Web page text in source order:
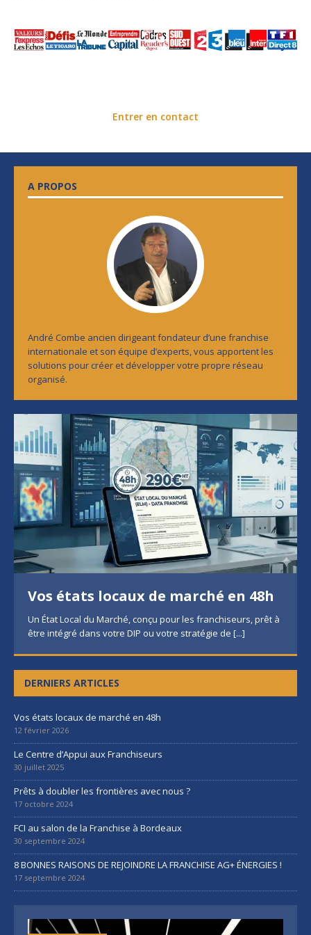
Entrer en contact
A PROPOS
André Combe ancien dirigeant fondateur d’une franchise
internationale et son équipe d’experts, vous apportent les
solutions pour créer et développer votre propre réseau
organisé.
Vos états locaux de marché en 48h
Un État Local du Marché, conçu pour les franchiseurs, prêt à
être intégré dans votre DIP ou votre stratégie de [...]
DERNIERS ARTICLES
Vos états locaux de marché en 48h
12 février 2026
Le Centre d’Appui aux Franchiseurs
30 juillet 2025
Prêts à doubler les frontières avec nous ?
17 octobre 2024
FCI au salon de la Franchise à Bordeaux
30 septembre 2024
8 BONNES RAISONS DE REJOINDRE LA FRANCHISE AG+ ÉNERGIES !
17 septembre 2024